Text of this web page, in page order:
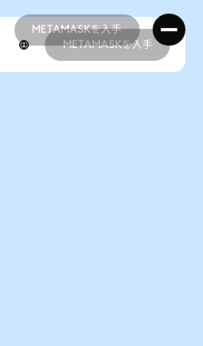
METAMASKを入手
METAMASKを入手
METAMASKを入手